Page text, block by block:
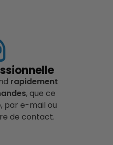
rapidement
, que ce
par e-mail ou
de contact.